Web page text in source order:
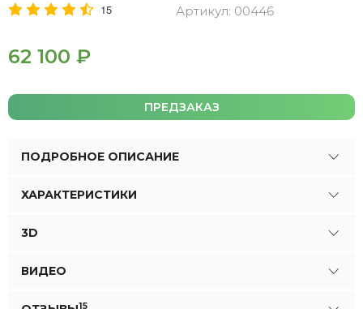
15 Артикул: 00446
62 100 ₽
ПРЕДЗАКАЗ
ПОДРОБНОЕ ОПИСАНИЕ
ХАРАКТЕРИСТИКИ
3D
ВИДЕО
15